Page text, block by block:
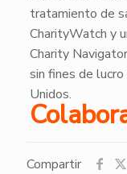
tratamiento de
CharityWatch y
Charity
sin fines de
Unidos.
Compartir